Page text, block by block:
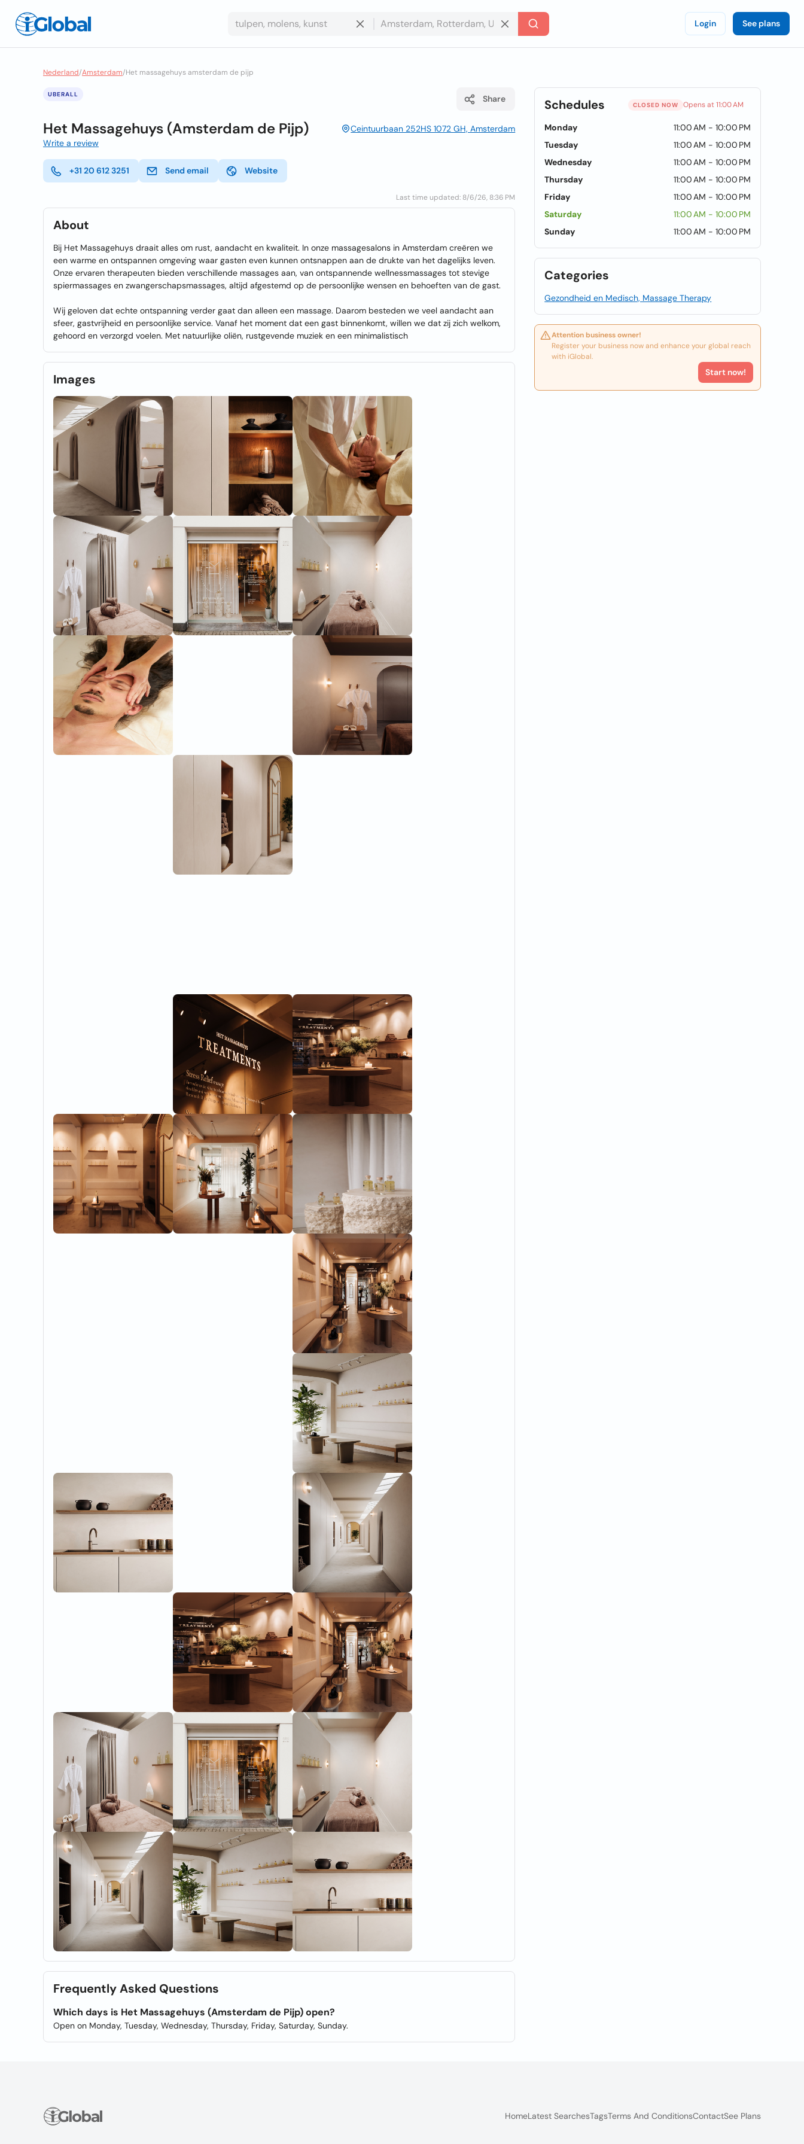
Login See plans
Nederland/Amsterdam/Het massagehuys amsterdam de pijp
UBERALL Share
Het Massagehuys (Amsterdam de Pijp)
Ceintuurbaan 252HS 1072 GH, Amsterdam
Write a review
+31 20 612 3251 Send email Website
Last time updated: 8/6/26, 8:36 PM
About
Bij Het Massagehuys draait alles om rust, aandacht en kwaliteit. In onze massagesalons in Amsterdam creëren we
een warme en ontspannen omgeving waar gasten even kunnen ontsnappen aan de drukte van het dagelijks leven.
Onze ervaren therapeuten bieden verschillende massages aan, van ontspannende wellnessmassages tot stevige
spiermassages en zwangerschapsmassages, altijd afgestemd op de persoonlijke wensen en behoeften van de gast.
Wij geloven dat echte ontspanning verder gaat dan alleen een massage. Daarom besteden we veel aandacht aan
sfeer, gastvrijheid en persoonlijke service. Vanaf het moment dat een gast binnenkomt, willen we dat zij zich welkom,
gehoord en verzorgd voelen. Met natuurlijke oliën, rustgevende muziek en een minimalistisch
Images
Frequently Asked Questions
Which days is Het Massagehuys (Amsterdam de Pijp) open?
Open on Monday, Tuesday, Wednesday, Thursday, Friday, Saturday, Sunday.
Schedules CLOSED NOW Opens at 11:00 AM
Monday
11:00 AM - 10:00 PM
Tuesday
11:00 AM - 10:00 PM
Wednesday
11:00 AM - 10:00 PM
Thursday
11:00 AM - 10:00 PM
Friday
11:00 AM - 10:00 PM
Saturday
11:00 AM - 10:00 PM
Sunday
11:00 AM - 10:00 PM
Categories
Gezondheid en Medisch, Massage Therapy
Attention business owner!
Register your business now and enhance your global reach
with iGlobal.
Start now!
HomeLatest SearchesTagsTerms And ConditionsContactSee Plans